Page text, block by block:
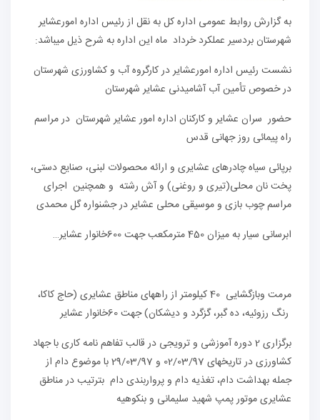
به گزارش روابط عمومی اداره کل به نقل از رئیس اداره امورعشایر
شهرستان بردسیر عملکرد خرداد ماه این اداره به شرح ذیل میباشد:
نشست رئیس اداره امورعشایر در کارگروه آب و کشاورزی شهرستان
در خصوص تأمین آب آشامیدنی عشایر شهرستان
حضور سران عشایر و کارکنان اداره امور عشایر شهرستان در مراسم
راه پیمائی روز جهانی قدس
برپائی سیاه چادرهای عشایری و ارائه محصولات لبنی، صنایع دستی،
پخت نان محلی(تیری و روغنی) و آش رشته و همچنین اجرای
مراسم چوب بازی و موسیقی محلی عشایر در جشنواره گل محمدی
ابرسانی سیار به میزان 450 مترمکعب جهت 600خانوار عشایر…
مرمت وبازگشایی 40 کیلومتر از راههای مناطق عشایری (حاج کاکا،
رنگ رزوئیه، ده گبر، گزگرد و دیشکان) جهت 60خانوار عشایر
برگزاری 2 دوره آموزشی و ترویجی در قالب تفاهم نامه کاری با جهاد
کشاورزی در تاریخهای 02/03/97 و 29/03/97 با موضوع دام از
جمله بهداشت دام، تغذیه دام و پرواربندی دام بترتیب در مناطق
عشایری موتور پمپ شهید سلیمانی و بنکوهیه